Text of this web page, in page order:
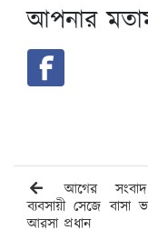
আপনার
আগের
ব্যবসায়ী সেজে বাসা
আরসা প্রধান